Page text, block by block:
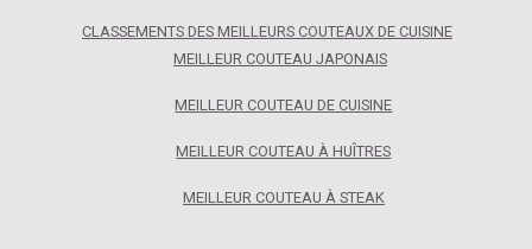
CLASSEMENTS DES MEILLEURS COUTEAUX DE CUISINE
MEILLEUR COUTEAU JAPONAIS
MEILLEUR COUTEAU DE CUISINE
MEILLEUR COUTEAU À HUÎTRES
MEILLEUR COUTEAU À STEAK